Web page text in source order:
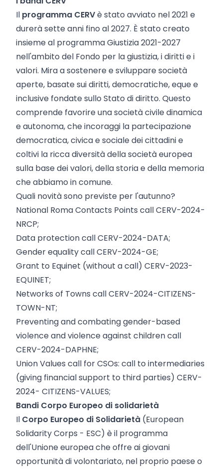
Il programma CERVè stato avviato nel 2021 e
durerà sette anni fino al 2027. È stato creato
insieme al programma Giustizia 2021-2027
nell'ambito del Fondo per la giustizia, i diritti e i
valori. Mira a sostenere e sviluppare società
aperte, basate sui diritti, democratiche, eque e
inclusive fondate sullo Stato di diritto. Questo
comprende favorire una società civile dinamica
e autonoma, che incoraggi la partecipazione
democratica, civica e sociale dei cittadini e
coltivi la ricca diversità della società europea
sulla base dei valori, della storia e della memoria
che abbiamo in comune.
Quali novità sono previste per l'autunno?
National Roma Contacts Points call CERV-2024-
NRCP;
Data protection call CERV-2024-DATA;
Gender equality call CERV-2024-GE;
Grant to Equinet (without a call) CERV-2023-
EQUINET;
Networks of Towns call CERV-2024-CITIZENS-
TOWN-NT;
Preventing and combating gender-based
violence and violence against children call
CERV-2024-DAPHNE;
Union Values call for CSOs: call to intermediaries
(giving financial support to third parties) CERV-
2024- CITIZENS-VALUES;
Bandi Corpo Europeo di solidarietà
Il Corpo Europeo di Solidarietà (European
Solidarity Corps - ESC) è il programma
dell'Unione europea che offre ai giovani
opportunità di volontariato, nel proprio paese o